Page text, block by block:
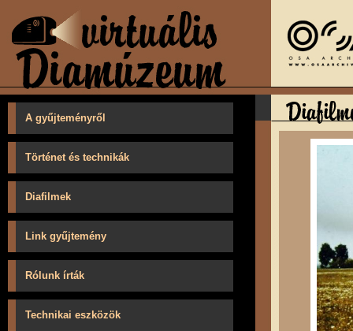
A gyűjteményről
Történet és technikák
Diafilmek
Link gyűjtemény
Rólunk írták
Technikai eszközök